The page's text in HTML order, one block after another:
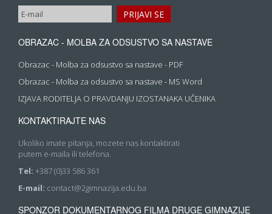
OBRAZAC - MOLBA ZA ODSUSTVO SA NASTAVE
Obrazac - Molba za odsustvo sa nastave - PDF
Obrazac - Molba za odsustvo sa nastave - MS Word
IZJAVA RODITELJA O PRAVDANJU IZOSTANAKA UČENIKA
KONTAKTIRAJTE NAS
Ukoliko imate pitanja, mozete nas kontaktirati
putem e-maila ili telefona.
Tel: +387 (0)33 586 361
E-mail: contact@2gimnazija.edu.ba
SPONZOR DOKUMENTARNOG FILMA DRUGE GIMNAZIJE